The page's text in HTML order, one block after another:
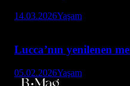
14.03.2026Yaşam
Lucca’nın yenilenen
05.02.2026Yaşam